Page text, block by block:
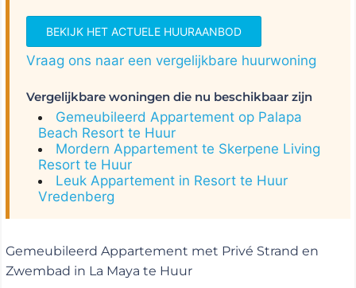
BEKIJK HET ACTUELE HUURAANBOD
Vraag ons naar een vergelijkbare huurwoning
Vergelijkbare woningen die nu beschikbaar zijn
Gemeubileerd Appartement op Palapa
Beach Resort te Huur
Mordern Appartement te Skerpene Living
Resort te Huur
Leuk Appartement in Resort te Huur
Vredenberg
Gemeubileerd Appartement met Privé Strand en
Zwembad in La Maya te Huur